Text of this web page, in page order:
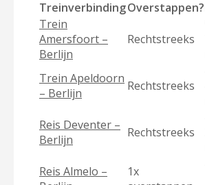
TreinverbindingOverstappen?
Trein
Amersfoort –
Berlijn
Rechtstreeks
Trein Apeldoorn
– Berlijn
Rechtstreeks
Reis Deventer –
Berlijn
Rechtstreeks
Reis Almelo –
1x